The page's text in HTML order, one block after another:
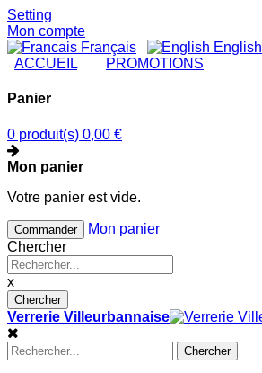
Setting
Mon compte
Français
English
ACCUEIL
PROMOTIONS
Panier
0 produit(s) 0,00 €
Mon panier
Votre panier est vide.
Commander
Mon panier
Chercher
x
Chercher
Verrerie Villeurbannaise
Chercher